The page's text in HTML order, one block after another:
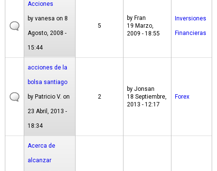
Acciones
by vanesa on 8
Agosto, 2008 -
15:44
5
by Fran
19 Marzo,
2009 - 18:55
Inversiones
Financieras
acciones de la
bolsa santiago
by Patricio V. on
23 Abril, 2013 -
18:34
2
by Jonsan
18 Septiembre,
2013 - 12:17
Forex
Acerca de
alcanzar